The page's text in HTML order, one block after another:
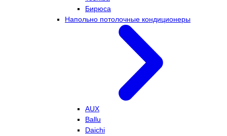
Бирюса
Напольно потолочные кондиционеры
AUX
Ballu
Daichi